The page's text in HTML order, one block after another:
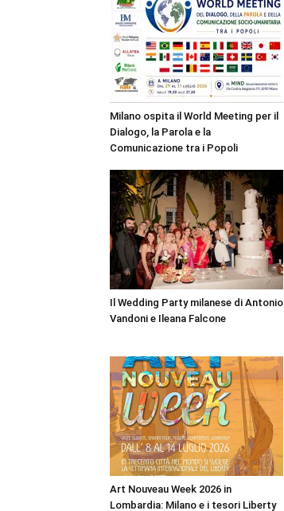
Milano ospita il World Meeting per il
Dialogo, la Parola e la
Comunicazione tra i Popoli
Il Wedding Party milanese di Antonio
Vandoni e Ileana Falcone
Art Nouveau Week 2026 in
Lombardia: Milano e i tesori Liberty